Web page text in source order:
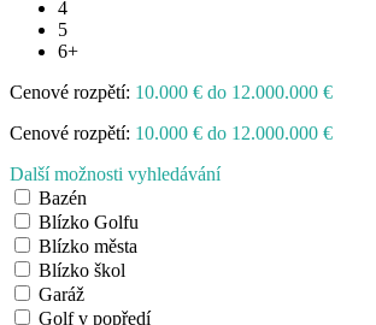
4
5
6+
Cenové rozpětí: 10.000 € do 12.000.000 €
Cenové rozpětí: 10.000 € do 12.000.000 €
Další možnosti vyhledávání
Bazén
Blízko Golfu
Blízko města
Blízko škol
Garáž
Golf v popředí